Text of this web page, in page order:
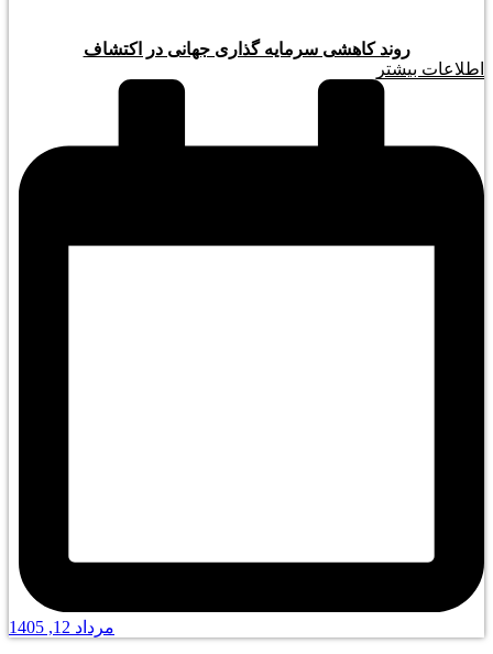
روند کاهشی سرمایه گذاری جهانی در اکتشاف
اطلاعات بیشتر
مرداد 12, 1405